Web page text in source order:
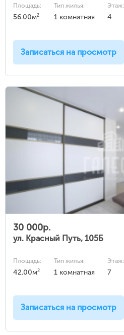
Площадь:
56.00м2
Тип жилья:
1 комнатная
Этаж:
4
Записаться на просмотр
30 000р.
ул. Красный Путь, 105Б
Площадь:
42.00м2
Тип жилья:
1 комнатная
Этаж:
7
Записаться на просмотр